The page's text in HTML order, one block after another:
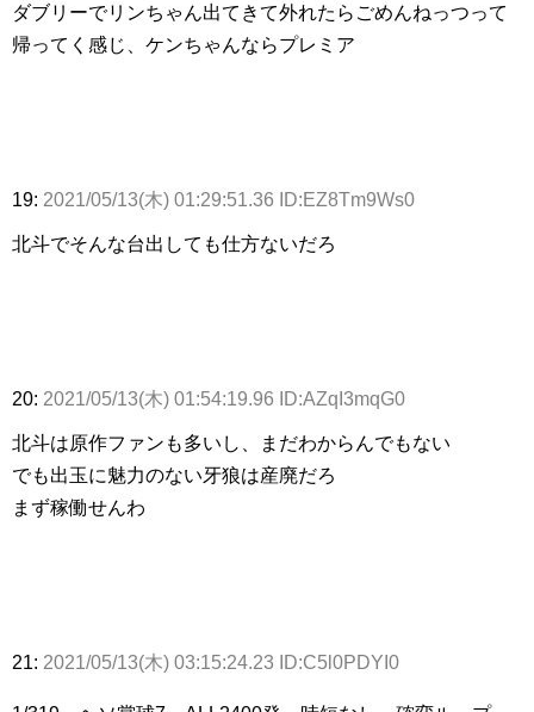
ダブリーでリンちゃん出てきて外れたらごめんねっつって
帰ってく感じ、ケンちゃんならプレミア
19: 2021/05/13(木) 01:29:51.36 ID:EZ8Tm9Ws0
北斗でそんな台出しても仕方ないだろ
20: 2021/05/13(木) 01:54:19.96 ID:AZqI3mqG0
北斗は原作ファンも多いし、まだわからんでもない
でも出玉に魅力のない牙狼は産廃だろ
まず稼働せんわ
21: 2021/05/13(木) 03:15:24.23 ID:C5l0PDYI0